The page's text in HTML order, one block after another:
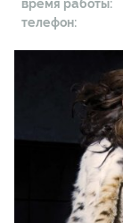
время работы:
телефон: